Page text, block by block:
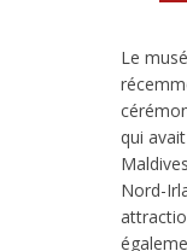
Le
qui
Nord-